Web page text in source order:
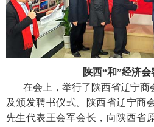
陕西“和”经济
在会上，举行了陕西省辽宁
及颁发聘书仪式。陕西省辽宁商
先生代表王会军会长，向陕西省